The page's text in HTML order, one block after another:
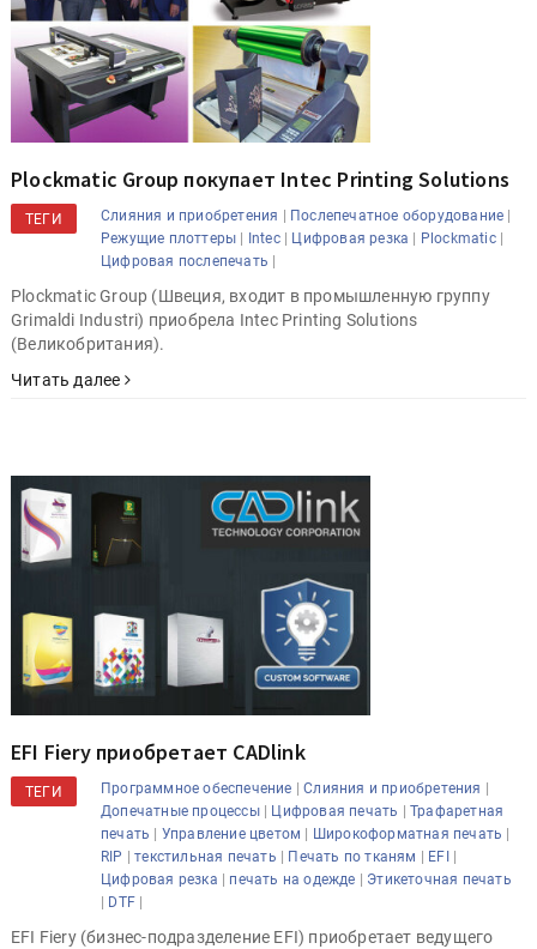
Plockmatic Group покупает Intec Printing Solutions
ТЕГИ Слияния и приобретения | Послепечатное оборудование |
Режущие плоттеры | Intec| Цифровая резка | Plockmatic|
Цифровая послепечать |
Plockmatic Group (Швеция, входит в промышленную группу
Grimaldi Industri) приобрела Intec Printing Solutions
(Великобритания).
Читать далее
EFI Fiery приобретает CADlink
ТЕГИ Программное обеспечение |Слияния и приобретения |
Допечатные процессы| Цифровая печать |Трафаретная
печать | Управление цветом | Широкоформатная печать |
RIP |текстильная печать | Печать по тканям | EFI |
Цифровая резка | печать на одежде | Этикеточная печать
| DTF |
EFI Fiery (бизнес-подразделение EFI) приобретает ведущего